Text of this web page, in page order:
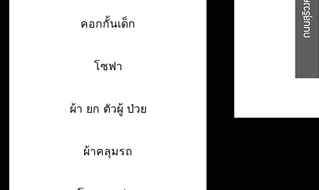
คอกกั้นเด็ก
โซฟา
ผ้า ยก ตัวผู้ ป่วย
ผ้าคลุมรถ